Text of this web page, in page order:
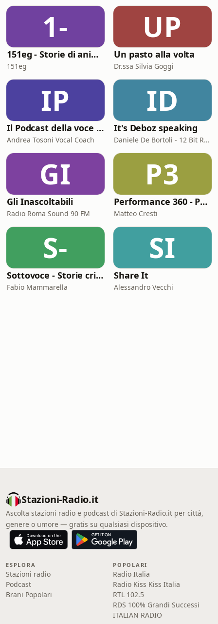
1-
151eg - Storie di animazione
151eg
UP
Un pasto alla volta
Dr.ssa Silvia Goggi
IP
Il Podcast della voce e del canto
Andrea Tosoni Vocal Coach
ID
It's Deboz speaking
Daniele De Bortoli - 12 Bit Retrogaming Trieste
GI
Gli Inascoltabili
Radio Roma Sound 90 FM
P3
Performance 360 - Prestazione e Benessere
Matteo Cresti
S-
Sottovoce - Storie criminali
Fabio Mammarella
SI
Share It
Alessandro Vecchi
Stazioni-Radio.it
Ascolta stazioni radio e podcast di Stazioni-Radio.it per città,
genere o umore — gratis su qualsiasi dispositivo.
ESPLORA
Stazioni radio
Podcast
Brani Popolari
POPOLARI
Radio Italia
Radio Kiss Kiss Italia
RTL 102.5
RDS 100% Grandi Successi
ITALIAN RADIO